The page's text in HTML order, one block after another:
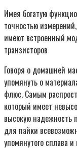
Имея богатую
точностью
имеют встроенный
транзисторов
Говоря о домашней
упомянуть о
флюс. Самым
который имеет
высокую надежность
для пайки
упомянутого сплава